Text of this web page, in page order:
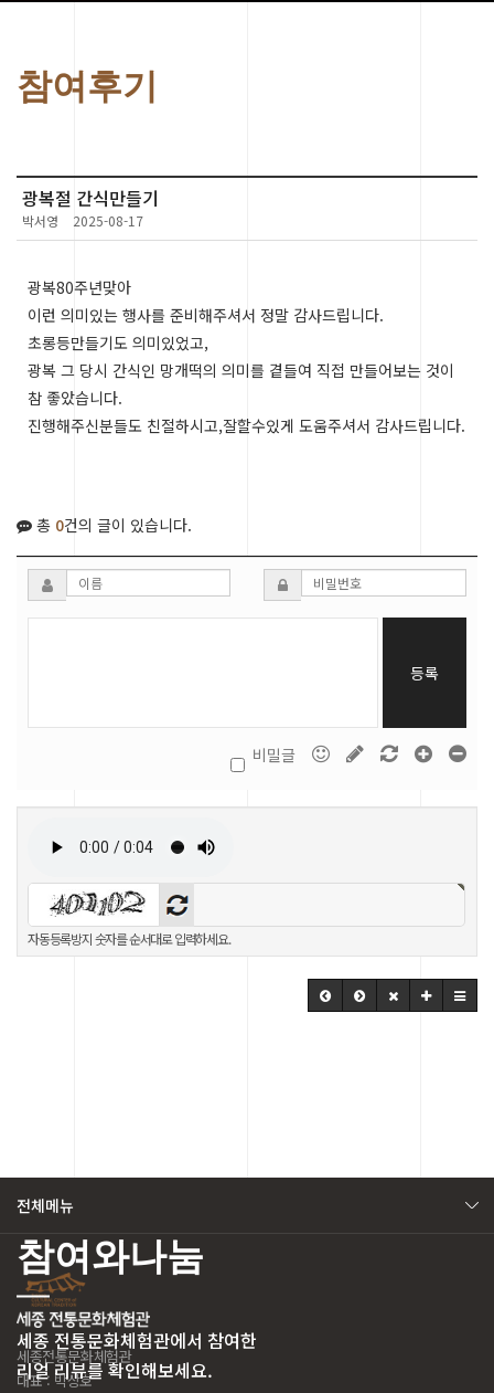
참여와나눔
세종 전통문화체험관에서 참여한
리얼 리뷰를 확인해보세요.
참여후기
광복절 간식만들기
박서영 2025-08-17
광복80주년맞아
이런 의미있는 행사를 준비해주셔서 정말 감사드립니다.
초롱등만들기도 의미있었고,
광복 그 당시 간식인 망개떡의 의미를 곁들여 직접 만들어보는 것이
참 좋았습니다.
진행해주신분들도 친절하시고,잘할수있게 도움주셔서 감사드립니다.
총 0건의 글이 있습니다.
등록
비밀글
자동등록방지 숫자를 순서대로 입력하세요.
전체메뉴
세종전통문화체험관
대표 : 박상호